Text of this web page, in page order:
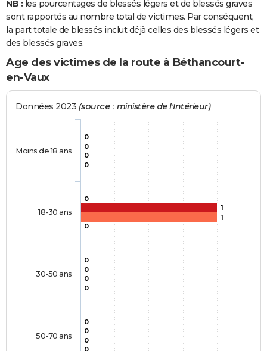
NB : les pourcentages de blessés légers et de blessés graves
sont rapportés au nombre total de victimes. Par conséquent,
la part totale de blessés inclut déjà celles des blessés légers et
des blessés graves.
Age des victimes de la route à Béthancourt-
en-Vaux
Données 2023 (source : ministère de l'Intérieur)
0
0
0
0
0
1
0
0
0
1
0
0
0
0
0
0
Moins de 18 ans
18-30 ans
30-50 ans
50-70 ans